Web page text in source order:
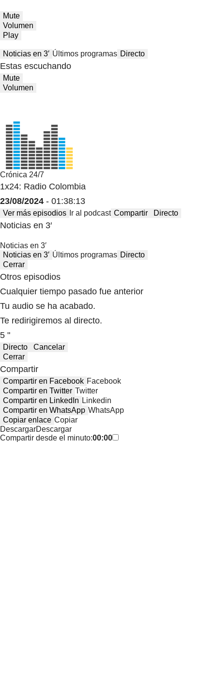
Mute
Volumen
Play
Noticias en 3′ Últimos programas Directo
Estas escuchando
Mute
Volumen
Crónica 24/7
1x24: Radio Colombia
23/08/2024 - 01:38:13
Ver más episodios Ir al podcast Compartir Directo
Noticias en 3′
Noticias en 3′
Noticias en 3′ Últimos programas Directo
Cerrar
Otros episodios
Cualquier tiempo pasado fue anterior
Tu audio se ha acabado.
Te redirigiremos al directo.
5 "
Directo
Cancelar
Cerrar
Compartir
Compartir en Facebook Facebook
Compartir en Twitter Twitter
Compartir en LinkedIn Linkedin
Compartir en WhatsApp WhatsApp
Copiar enlace Copiar
DescargarDescargar
Compartir desde el minuto:00:00